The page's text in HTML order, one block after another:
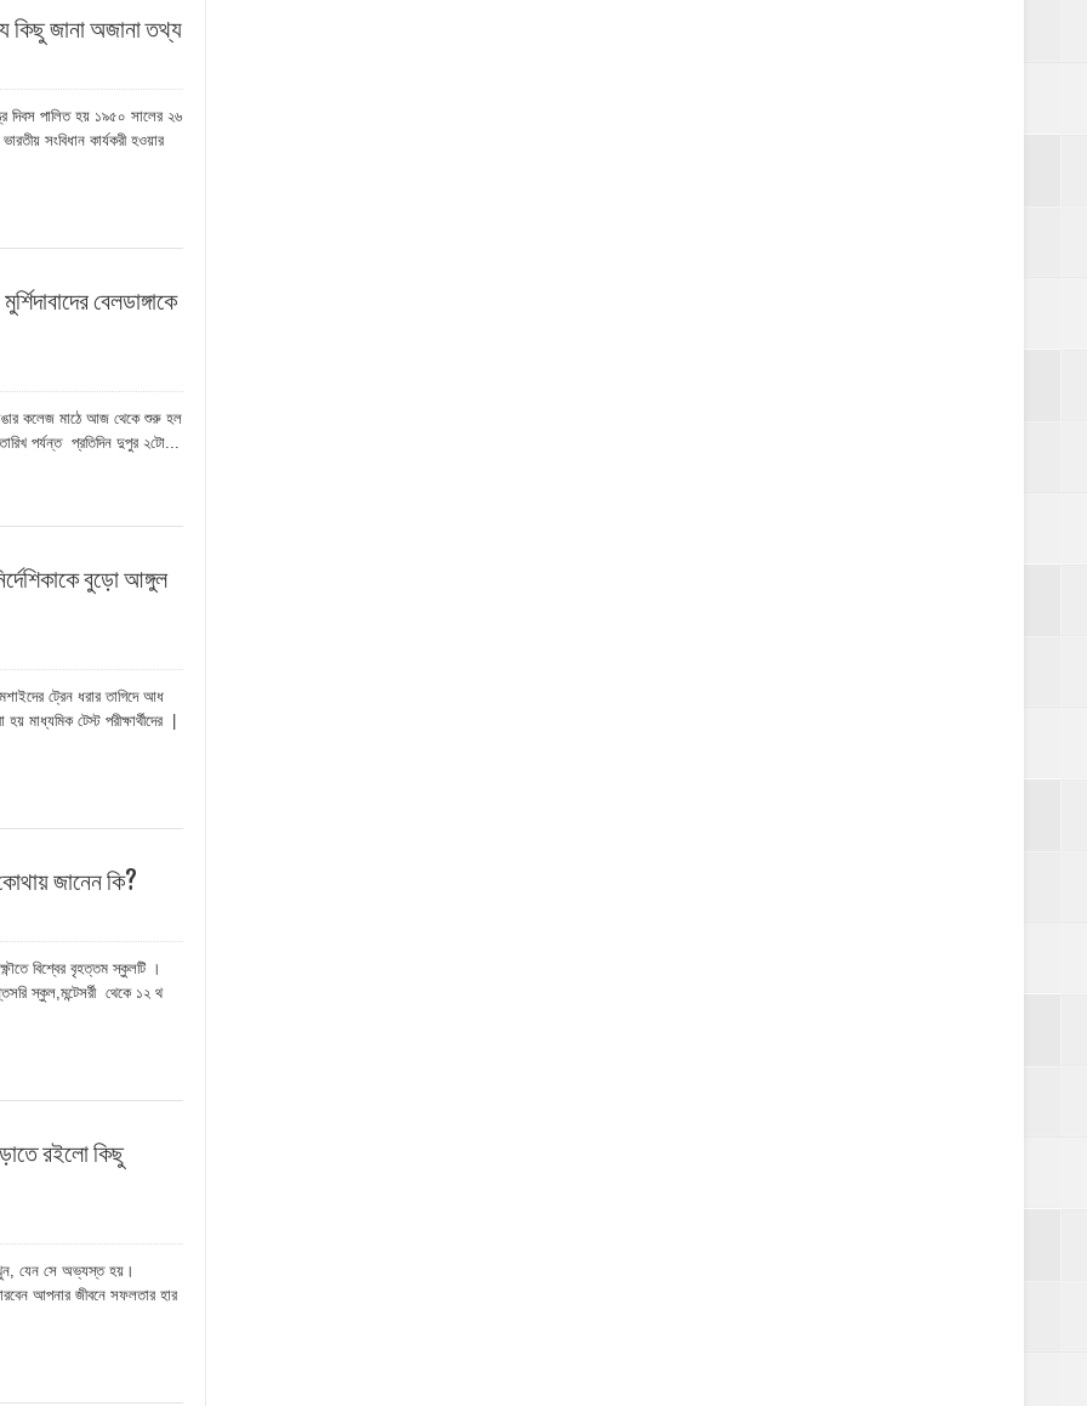
কিছু জানা অজানা তথ্য
দিবস পালিত হয় ১৯৫০ সালের ২৬
সংবিধান কার্যকরী হওয়ার
বেলডাঙ্গাকে
কলেজ মাঠে আজ থেকে শুরু হল
পর্যন্ত প্রতিদিন দুপুর ২টো...
বুড়ো আঙ্গুল
ট্রেন ধরার তাগিদে আধ
মাধ্যমিক টেস্ট পরীক্ষার্থীদের |
জানেন কি?
বিশ্বের বৃহত্তম স্কুলটি ।
স্কুল,মন্টেসর্রী থেকে ১২ থ
রইলো কিছু
যেন সে অভ্যস্ত হয়।
আপনার জীবনে সফলতার হার